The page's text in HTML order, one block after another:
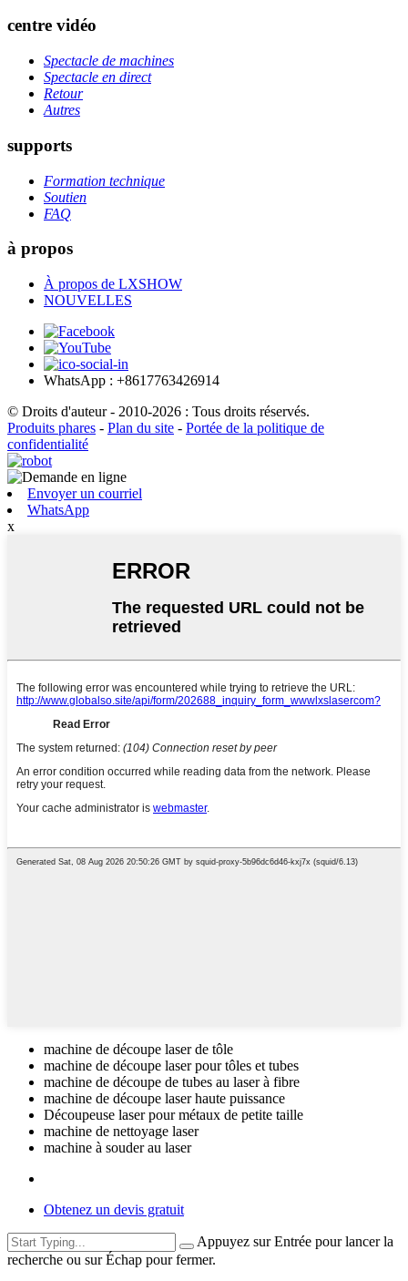
centre vidéo
Spectacle de machines
Spectacle en direct
Retour
Autres
supports
Formation technique
Soutien
FAQ
à propos
À propos de LXSHOW
NOUVELLES
WhatsApp : +8617763426914
© Droits d'auteur - 2010-2026 : Tous droits réservés.
Produits phares - Plan du site - Portée de la politique de
confidentialité
Envoyer un courriel
WhatsApp
x
machine de découpe laser de tôle
machine de découpe laser pour tôles et tubes
machine de découpe de tubes au laser à fibre
machine de découpe laser haute puissance
Découpeuse laser pour métaux de petite taille
machine de nettoyage laser
machine à souder au laser
Obtenez un devis gratuit
Appuyez sur Entrée pour lancer la
recherche ou sur Échap pour fermer.